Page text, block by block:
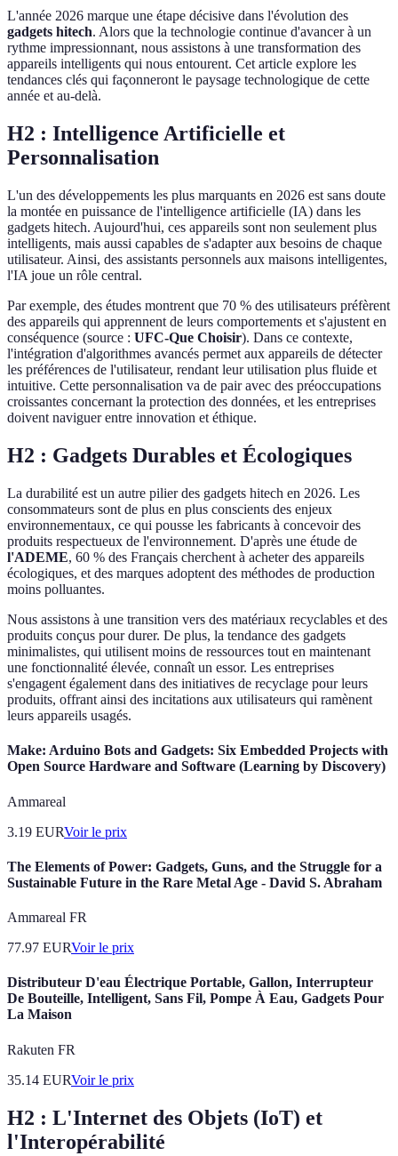
L'année 2026 marque une étape décisive dans l'évolution des
gadgets hitech. Alors que la technologie continue d'avancer à un
rythme impressionnant, nous assistons à une transformation des
appareils intelligents qui nous entourent. Cet article explore les
tendances clés qui façonneront le paysage technologique de cette
année et au-delà.
H2 : Intelligence Artificielle et
Personnalisation
L'un des développements les plus marquants en 2026 est sans doute
la montée en puissance de l'intelligence artificielle (IA) dans les
gadgets hitech. Aujourd'hui, ces appareils sont non seulement plus
intelligents, mais aussi capables de s'adapter aux besoins de chaque
utilisateur. Ainsi, des assistants personnels aux maisons intelligentes,
l'IA joue un rôle central.
Par exemple, des études montrent que 70 % des utilisateurs préfèrent
des appareils qui apprennent de leurs comportements et s'ajustent en
conséquence (source : UFC-Que Choisir). Dans ce contexte,
l'intégration d'algorithmes avancés permet aux appareils de détecter
les préférences de l'utilisateur, rendant leur utilisation plus fluide et
intuitive. Cette personnalisation va de pair avec des préoccupations
croissantes concernant la protection des données, et les entreprises
doivent naviguer entre innovation et éthique.
H2 : Gadgets Durables et Écologiques
La durabilité est un autre pilier des gadgets hitech en 2026. Les
consommateurs sont de plus en plus conscients des enjeux
environnementaux, ce qui pousse les fabricants à concevoir des
produits respectueux de l'environnement. D'après une étude de
l'ADEME, 60 % des Français cherchent à acheter des appareils
écologiques, et des marques adoptent des méthodes de production
moins polluantes.
Nous assistons à une transition vers des matériaux recyclables et des
produits conçus pour durer. De plus, la tendance des gadgets
minimalistes, qui utilisent moins de ressources tout en maintenant
une fonctionnalité élevée, connaît un essor. Les entreprises
s'engagent également dans des initiatives de recyclage pour leurs
produits, offrant ainsi des incitations aux utilisateurs qui ramènent
leurs appareils usagés.
Make: Arduino Bots and Gadgets: Six Embedded Projects with
Open Source Hardware and Software (Learning by Discovery)
Ammareal
3.19 EURVoir le prix
The Elements of Power: Gadgets, Guns, and the Struggle for a
Sustainable Future in the Rare Metal Age - David S. Abraham
Ammareal FR
77.97 EURVoir le prix
Distributeur D'eau Électrique Portable, Gallon, Interrupteur
De Bouteille, Intelligent, Sans Fil, Pompe À Eau, Gadgets Pour
La Maison
Rakuten FR
35.14 EURVoir le prix
H2 : L'Internet des Objets (IoT) et
l'Interopérabilité